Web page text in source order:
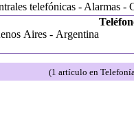
telefónicas - Alarmas -
Aires - Argentina
(1 artículo en